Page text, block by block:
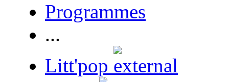
Programmes
...
Litt'pop